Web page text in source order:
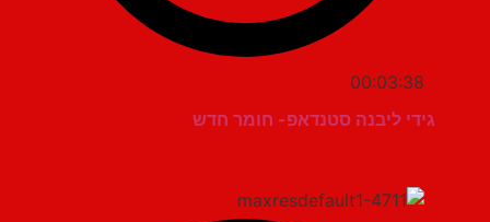
00:03:38
גידי ליבנה סטנדאפ- חומר חדש